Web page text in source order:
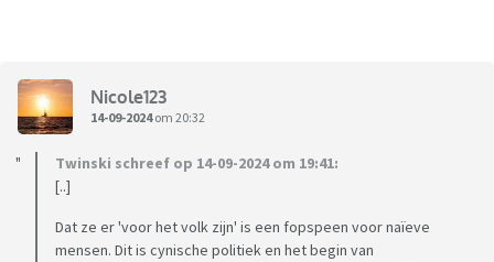
Nicole123
14-09-2024om 20:32
Twinski schreef op 14-09-2024 om 19:41:
[..]
Dat ze er 'voor het volk zijn' is een fopspeen voor naïeve
mensen. Dit is cynische politiek en het begin van